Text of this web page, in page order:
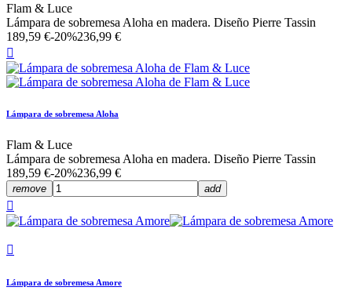
Flam & Luce
Lámpara de sobremesa Aloha en madera. Diseño Pierre Tassin
189,59 €-20%236,99 €

Lámpara de sobremesa Aloha
Flam & Luce
Lámpara de sobremesa Aloha en madera. Diseño Pierre Tassin
189,59 €-20%236,99 €
remove add


Lámpara de sobremesa Amore